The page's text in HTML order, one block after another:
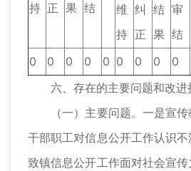
持 正 果 结
维
持
纠
正
结
果
审
结
0 0 0 0 0 0 0 0 0
六、存在的主要问题和改进
（一）主要问题。一是宣传
干部职工对信息公开工作认识
致镇信息公开工作面对社会宣